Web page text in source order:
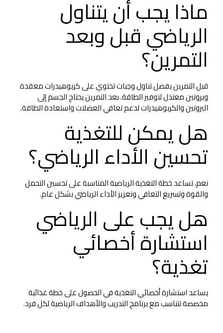
ماذا يجب أن يتناول
الرياضي قبل وبعد
التمرين؟
قبل التمرين يفضل تناول وجبات تحتوي على كربوهيدرات معقدة
وبروتين معتدل لتوفير الطاقة. بعد التمرين يحتاج الجسم إلى
البروتين والكربوهيدرات لدعم تعافي العضلات واستعادة الطاقة.
هل يمكن للتغذية
تحسين الأداء الرياضي؟
نعم، تساعد خطة التغذية الرياضية المناسبة على تحسين التحمل
والقوة وتسريع التعافي وتعزيز الأداء الرياضي بشكل عام.
هل يجب على الرياضي
استشارة أخصائي
تغذية؟
يساعد استشارة أخصائي التغذية في الحصول على خطة غذائية
مخصصة تتناسب مع برنامج التدريب والأهداف الرياضية لكل فرد.